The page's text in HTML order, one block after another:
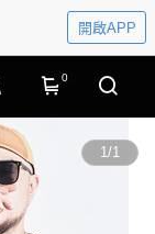
開啟APP
0
1/1